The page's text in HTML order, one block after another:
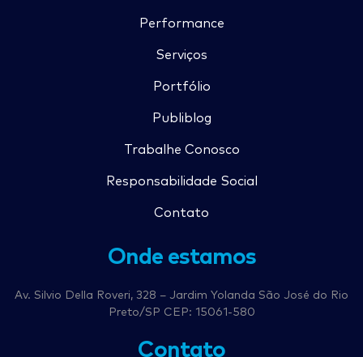
Performance
Serviços
Portfólio
Publiblog
Trabalhe Conosco
Responsabilidade Social
Contato
Onde estamos
Av. Silvio Della Roveri, 328 – Jardim Yolanda São José do Rio
Preto/SP CEP: 15061-580
Contato